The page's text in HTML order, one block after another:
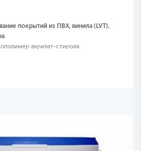
покрытий из ПВХ, винила (LVT),
акрилат-стирола